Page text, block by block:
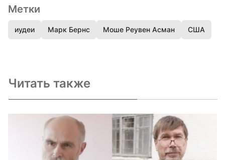
Метки
иудеи Марк Бернс Моше Реувен Асман США
Читать также